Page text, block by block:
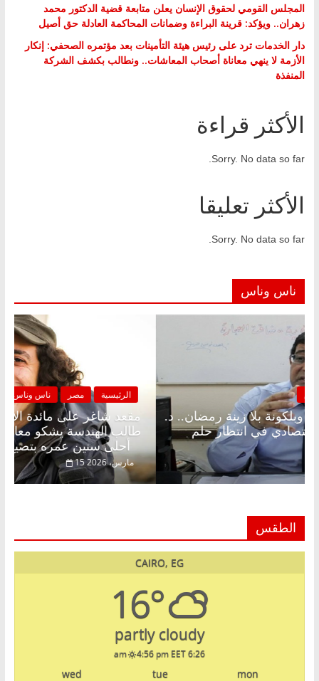
المجلس القومي لحقوق الإنسان يعلن متابعة قضية الدكتور محمد
زهران.. ويؤكد: قرينة البراءة وضمانات المحاكمة العادلة حق أصيل
دار الخدمات ترد على رئيس هيئة التأمينات بعد مؤتمره الصحفي: إنكار
الأزمة لا ينهي معاناة أصحاب المعاشات.. ونطالب بكشف الشركة
المنفذة
الأكثر قراءة
Sorry. No data so far.
الأكثر تعليقا
Sorry. No data so far.
ناس وناس
أحلى سنين عمره بتضيع في السجن
الرئيسية مصر
مقعد شاغر على الإفطار وبلكونة بلا زينة رمضان.. د.
عبدالخالق فاروق خبير اقتصادي في انتظار حلم
الحرية ولمة الحبايب
22 فبراير، 2026
الطقس
CAIRO, EG
16°
partly cloudy
6:26 am
4:56 pm EET
mon
tue
wed